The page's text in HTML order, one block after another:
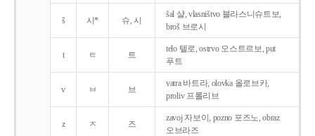
š 시* 슈, 시
šal 샬, vlasništvo 블라스니슈트보,
broš 브로시
t ㅌ 트
telo 텔로, ostrvo 오스트르보, put
푸트
v ㅂ 브
vatra 바트라, olovka 올로브카,
proliv 프롤리브
z ㅈ 즈
zavoj 자보이, pozno 포즈노, obraz
오브라즈